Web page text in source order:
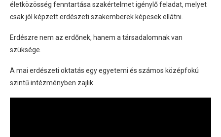
életközösség fenntartása szakértelmet igénylő feladat, melyet
csak jól képzett erdészeti szakemberek képesek ellátni.
Erdészre nem az erdőnek, hanem a társadalomnak van
szüksége.
A mai erdészeti oktatás egy egyetemi és számos középfokú
szintű intézményben zajlik.